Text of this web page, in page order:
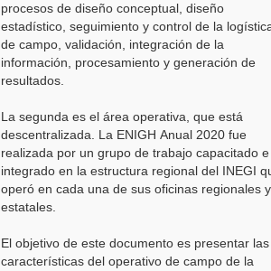
procesos de diseño conceptual, diseño
estadístico, seguimiento y control de la
de campo, validación, integración de la
información, procesamiento y generación de
resultados.
La segunda es el área operativa, que está
descentralizada. La ENIGH Anual 2020 fue
realizada por un grupo de trabajo capacitado e
integrado en la estructura regional del INEGI
operó en cada una de sus oficinas regionales y
estatales.
El objetivo de este documento es presentar las
características del operativo de campo de la